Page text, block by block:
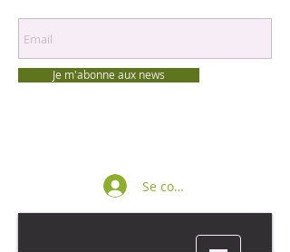
Je m'abonne aux news
Se connecter